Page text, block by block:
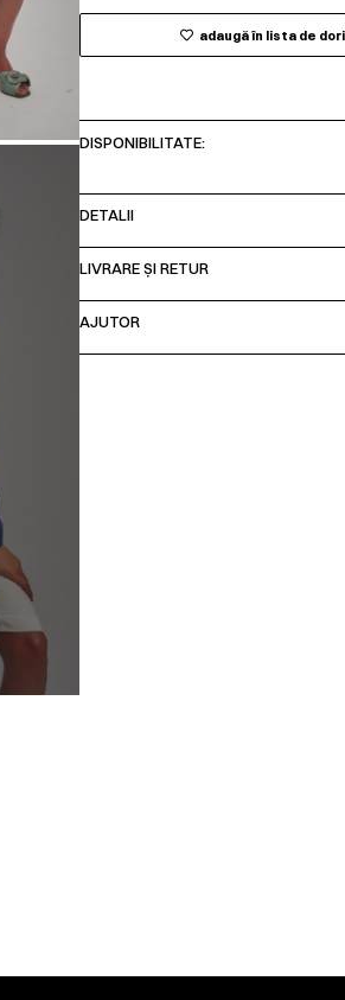
adaugă în lista de
DISPONIBILITATE:
DETALII
LIVRARE ȘI RETUR
AJUTOR